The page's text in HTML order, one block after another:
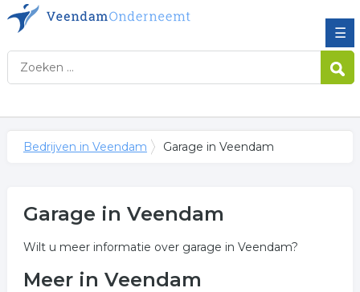
☰
Bedrijven in Veendam Garage in Veendam
Garage in Veendam
Wilt u meer informatie over garage in Veendam?
Meer in Veendam